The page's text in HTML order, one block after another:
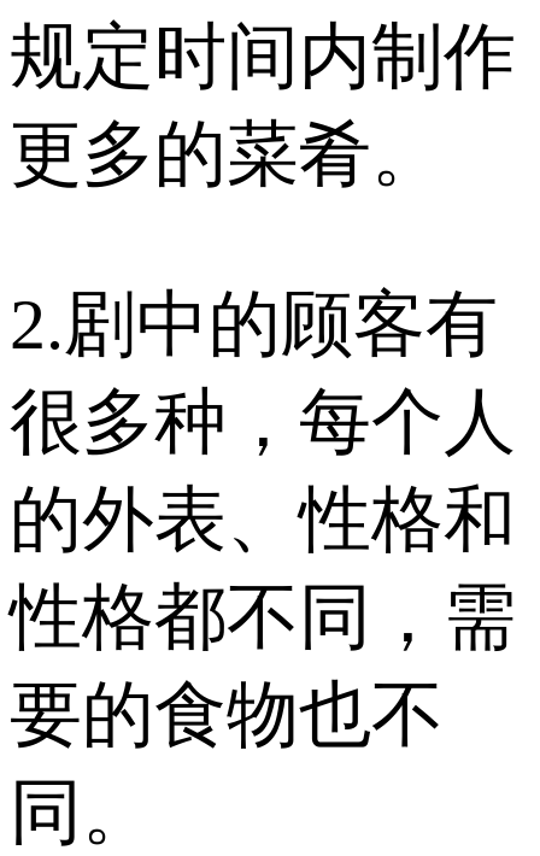
规定时间内制作
更多的菜肴。
2.剧中的顾客有
很多种，每个人
的外表、性格和
性格都不同，需
要的食物也不
同。